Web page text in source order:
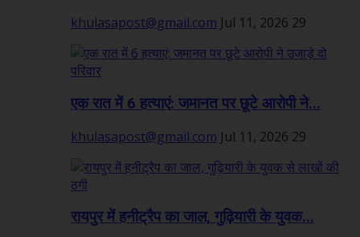
khulasapost@gmail.com Jul 11, 2026 29
एक रात में 6 हत्याएं: जमानत पर छूटे आरोपी ने...
khulasapost@gmail.com Jul 11, 2026 29
रायपुर में हनीट्रैप का जाल, गुढ़ियारी के युवक...